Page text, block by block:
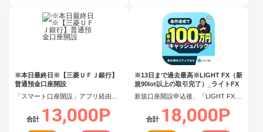
※本日最終日※【三菱ＵＦＪ銀行】
普通預金口座開設
合計 13,000P
※13日まで過去最高※LIGHT FX（新
規90lot以上の取引完了）_ライトFX
合計 18,000P